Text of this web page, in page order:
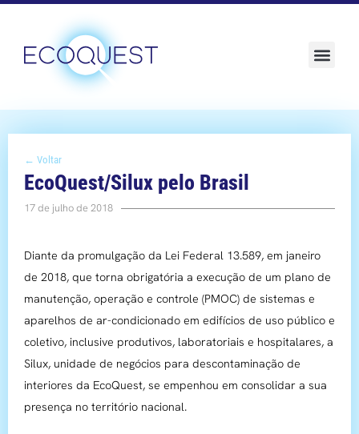
← Voltar
EcoQuest/Silux pelo Brasil
17 de julho de 2018
Diante da promulgação da Lei Federal 13.589, em janeiro
de 2018, que torna obrigatória a execução de um plano de
manutenção, operação e controle (PMOC) de sistemas e
aparelhos de ar-condicionado em edifícios de uso público e
coletivo, inclusive produtivos, laboratoriais e hospitalares, a
Silux, unidade de negócios para descontaminação de
interiores da EcoQuest, se empenhou em consolidar a sua
presença no território nacional.